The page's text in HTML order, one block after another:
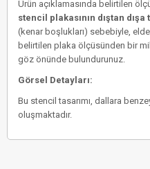
Ürün açıklamasında belirtilen
stencil plakasının dıştan
(kenar boşlukları) sebebiyle,
belirtilen plaka ölçüsünden bir
göz önünde bulundurunuz.
Görsel Detayları:
Bu stencil tasarımı, dallara
oluşmaktadır.